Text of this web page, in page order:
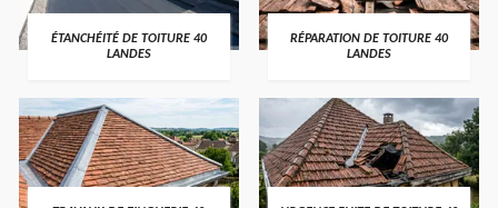
ÉTANCHÉITÉ DE TOITURE 40
LANDES
RÉPARATION DE TOITURE 40
LANDES